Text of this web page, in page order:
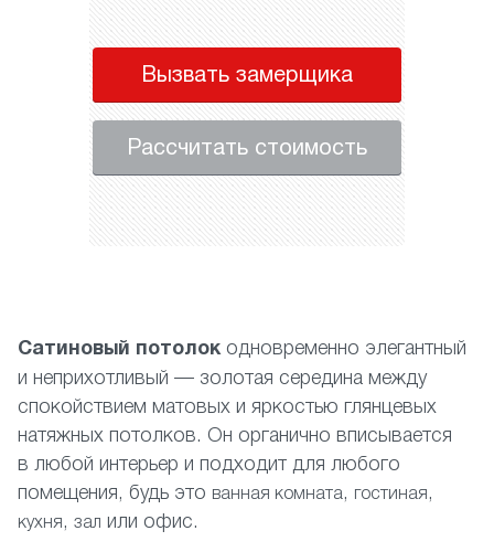
Вызвать замерщика
Рассчитать стоимость
Сатиновый потолок одновременно элегантный
и неприхотливый — золотая середина между
спокойствием матовых и яркостью глянцевых
натяжных потолков. Он органично вписывается
в любой интерьер и подходит для любого
помещения, будь это ванная комната, гостиная ,
кухня , зал или офис.